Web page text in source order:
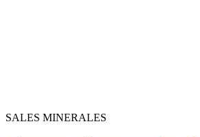
SALES MINERALES